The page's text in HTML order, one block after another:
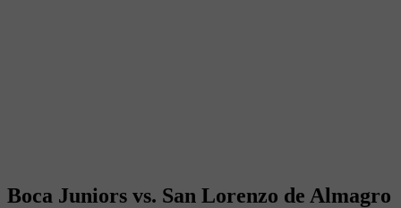
Boca Juniors vs. San Lorenzo de Almagro